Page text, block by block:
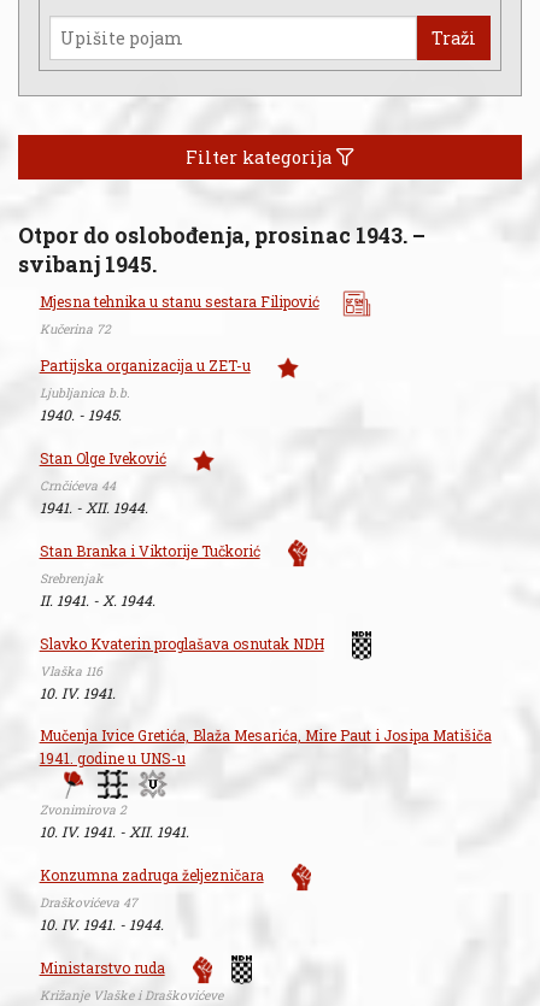
Traži
Filter kategorija
Otpor do oslobođenja, prosinac 1943. –
svibanj 1945.
Mjesna tehnika u stanu sestara Filipović
Kučerina 72
Partijska organizacija u ZET-u
Ljubljanica b.b.
1940. - 1945.
Stan Olge Iveković
Crnčićeva 44
1941. - XII. 1944.
Stan Branka i Viktorije Tučkorić
Srebrenjak
II. 1941. - X. 1944.
Slavko Kvaterin proglašava osnutak NDH
Vlaška 116
10. IV. 1941.
Mučenja Ivice Gretića, Blaža Mesarića, Mire Paut i Josipa Matišiča
1941. godine u UNS-u
Zvonimirova 2
10. IV. 1941. - XII. 1941.
Konzumna zadruga željezničara
Draškovićeva 47
10. IV. 1941. - 1944.
Ministarstvo ruda
Križanje Vlaške i Draškovićeve